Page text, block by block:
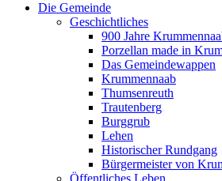
Die Gemeinde
Geschichtliches
900 Jahre
Porzellan made in
Das Gemeindewappen
Krummennaab
Thumsenreuth
Trautenberg
Burggrub
Lehen
Historischer Rundgang
Bürgermeister von
Öffentliches Leben